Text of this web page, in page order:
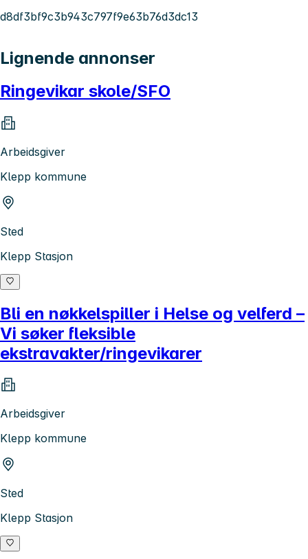
d8df3bf9c3b943c797f9e63b76d3dc13
Lignende annonser
Ringevikar skole/SFO
Arbeidsgiver
Klepp kommune
Sted
Klepp Stasjon
Bli en nøkkelspiller i Helse og velferd –
Vi søker fleksible
ekstravakter/ringevikarer
Arbeidsgiver
Klepp kommune
Sted
Klepp Stasjon